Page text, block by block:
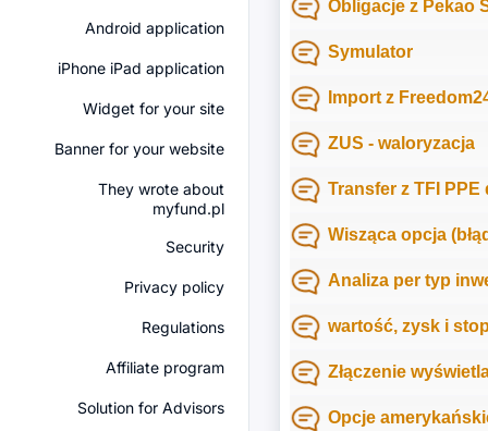
Android application
iPhone iPad application
Widget for your site
Banner for your website
They wrote about
myfund.pl
Security
Privacy policy
Regulations
Affiliate program
Solution for Advisors
Obligacje z Pekao
Symulator
Import z
ZUS - waloryzacja
Transfer z TFI PPE
Wisząca opcja
Analiza per typ
wartość, zysk i
Złączenie
Opcje